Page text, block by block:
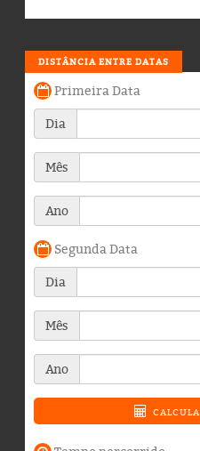
DISTÂNCIA ENTRE DATAS